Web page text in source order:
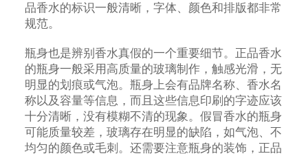
品香水的标识一般清晰，字体、颜色和排版都非常
规范。
瓶身也是辨别香水真假的一个重要细节。正品香水
的瓶身一般采用高质量的玻璃制作，触感光滑，无
明显的划痕或气泡。瓶身上会有品牌名称、香水名
称以及容量等信息，而且这些信息印刷的字迹应该
十分清晰，没有模糊不清的现象。假冒香水的瓶身
可能质量较差，玻璃存在明显的缺陷，如气泡、不
均匀的颜色或毛刺。还需要注意瓶身的装饰，正品